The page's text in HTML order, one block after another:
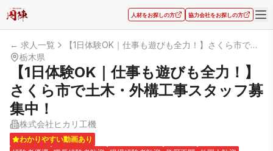
人材をお探しの方 協力会社をお探しの方
← 求人一覧
【1日体験OK｜仕事も遊びも全力！】さくら市で土木・外構工事スタッフ募集中！
栃木県
【1日体験OK｜仕事も遊びも全力！】
さくら市で土木・外構工事スタッフ募
集中！
株式会社ヒカリ工機
わかりやすい動画あり